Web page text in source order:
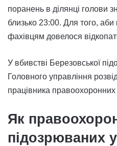
поранень в ділянці голови
близько 23:00. Для того, аби
фахівцям довелося
У вбивстві Березовської
Головного управління
працівника правоохоронних
Як
підозрюваних